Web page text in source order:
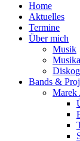
Home
Aktuelles
Termine
Über mich
Musik
Bands &
Marek